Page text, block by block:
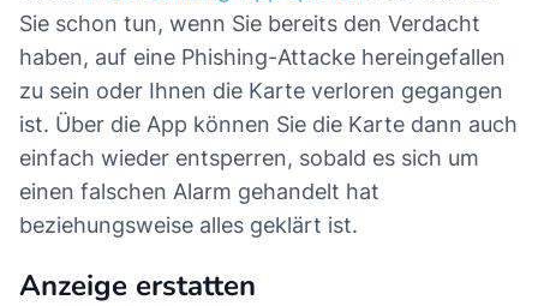
Sie schon tun, wenn Sie bereits den Verdacht
haben, auf eine Phishing-Attacke hereingefallen
zu sein oder Ihnen die Karte verloren gegangen
ist. Über die App können Sie die Karte dann auch
einfach wieder entsperren, sobald es sich um
einen falschen Alarm gehandelt hat
beziehungsweise alles geklärt ist.
Anzeige erstatten